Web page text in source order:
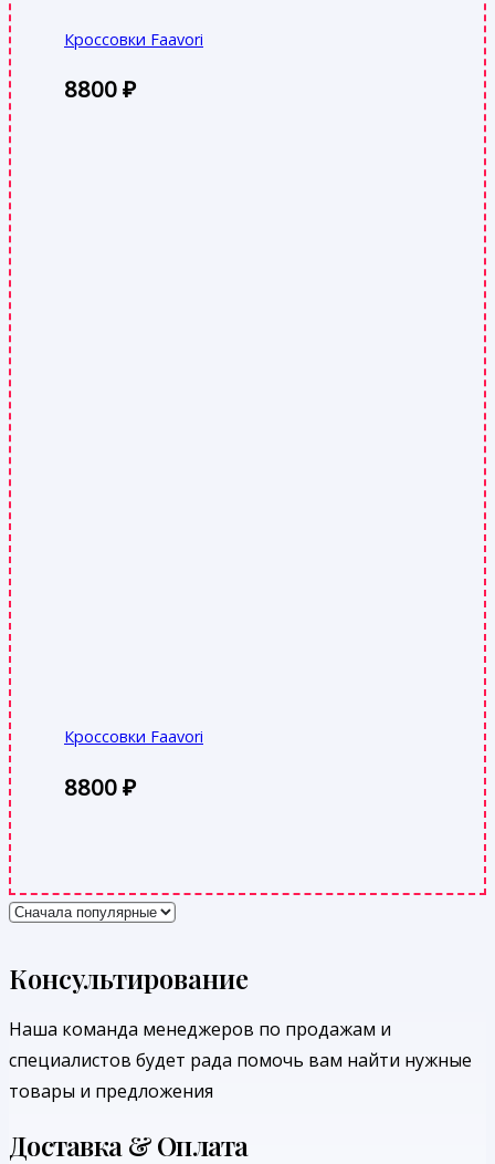
Кроссовки Faavori
8800₽
Кроссовки Faavori
8800₽
Консультирование
Наша команда менеджеров по продажам и
специалистов будет рада помочь вам найти нужные
товары и предложения
Доставка & Оплата